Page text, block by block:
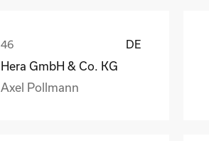
DE
Hera GmbH & Co. KG
Axel Pollmann